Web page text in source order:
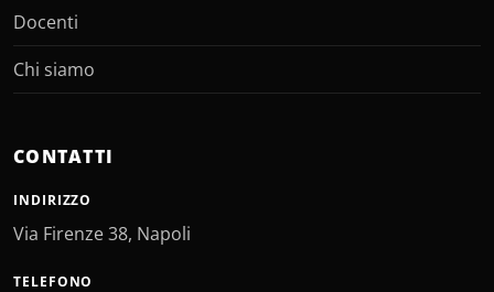
Docenti
Chi siamo
CONTATTI
INDIRIZZO
Via Firenze 38, Napoli
TELEFONO